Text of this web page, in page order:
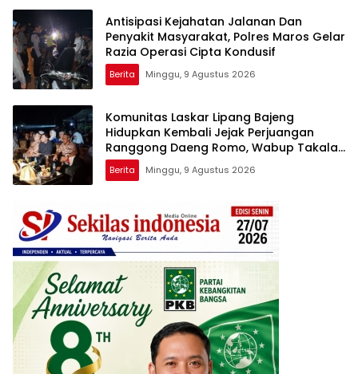
Antisipasi Kejahatan Jalanan Dan
Penyakit Masyarakat, Polres Maros Gelar
Razia Operasi Cipta Kondusif
Berita Minggu, 9 Agustus 2026
Komunitas Laskar Lipang Bajeng
Hidupkan Kembali Jejak Perjuangan
Ranggong Daeng Romo, Wabup Takalar:
Apresiasi Bahwa Sejarah Adalah
Warisan yang Tak Ternilai”.
Berita Minggu, 9 Agustus 2026